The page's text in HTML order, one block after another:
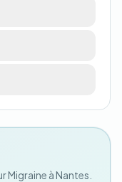
à Nantes.